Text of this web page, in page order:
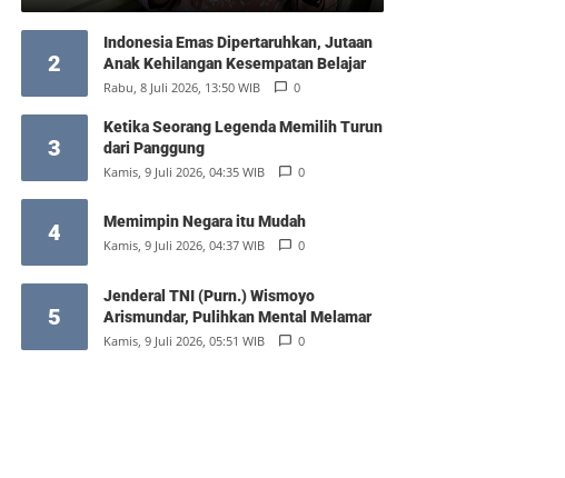
2
Indonesia Emas Dipertaruhkan, Jutaan
Anak Kehilangan Kesempatan Belajar
Rabu, 8 Juli 2026, 13:50 WIB 0
3
Ketika Seorang Legenda Memilih Turun
dari Panggung
Kamis, 9 Juli 2026, 04:35 WIB 0
4 Memimpin Negara itu Mudah
Kamis, 9 Juli 2026, 04:37 WIB 0
5
Jenderal TNI (Purn.) Wismoyo
Arismundar, Pulihkan Mental Melamar
Kamis, 9 Juli 2026, 05:51 WIB 0